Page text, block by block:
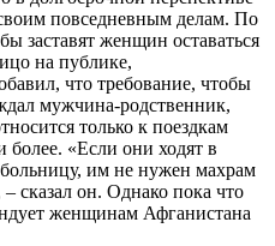
повседневным делам. По
заставят женщин оставаться
на публике,
что требование, чтобы
мужчина-родственник,
только к поездкам
«Если они ходят в
им не нужен махрам
он. Однако пока что
женщинам Афганистана